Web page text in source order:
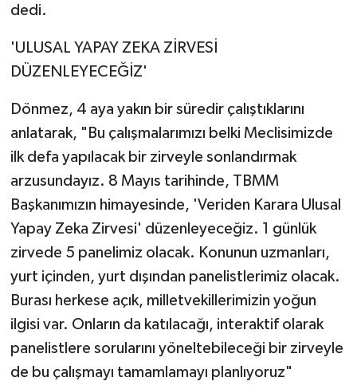
dedi.
'ULUSAL YAPAY ZEKA ZİRVESİ
DÜZENLEYECEĞİZ'
Dönmez, 4 aya yakın bir süredir çalıştıklarını
anlatarak, "Bu çalışmalarımızı belki Meclisimizde
ilk defa yapılacak bir zirveyle sonlandırmak
arzusundayız. 8 Mayıs tarihinde, TBMM
Başkanımızın himayesinde, 'Veriden Karara Ulusal
Yapay Zeka Zirvesi' düzenleyeceğiz. 1 günlük
zirvede 5 panelimiz olacak. Konunun uzmanları,
yurt içinden, yurt dışından panelistlerimiz olacak.
Burası herkese açık, milletvekillerimizin yoğun
ilgisi var. Onların da katılacağı, interaktif olarak
panelistlere sorularını yöneltebileceği bir zirveyle
de bu çalışmayı tamamlamayı planlıyoruz"